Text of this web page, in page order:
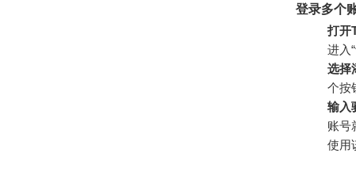
登录多个
打开
进入
选择
个按
输入
账号
使用